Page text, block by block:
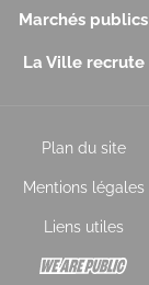
Marchés publics
La Ville recrute
Plan du site
Mentions légales
Liens utiles